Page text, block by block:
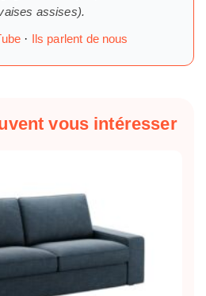
assises).
· Ils parlent de nous
vous intéresser